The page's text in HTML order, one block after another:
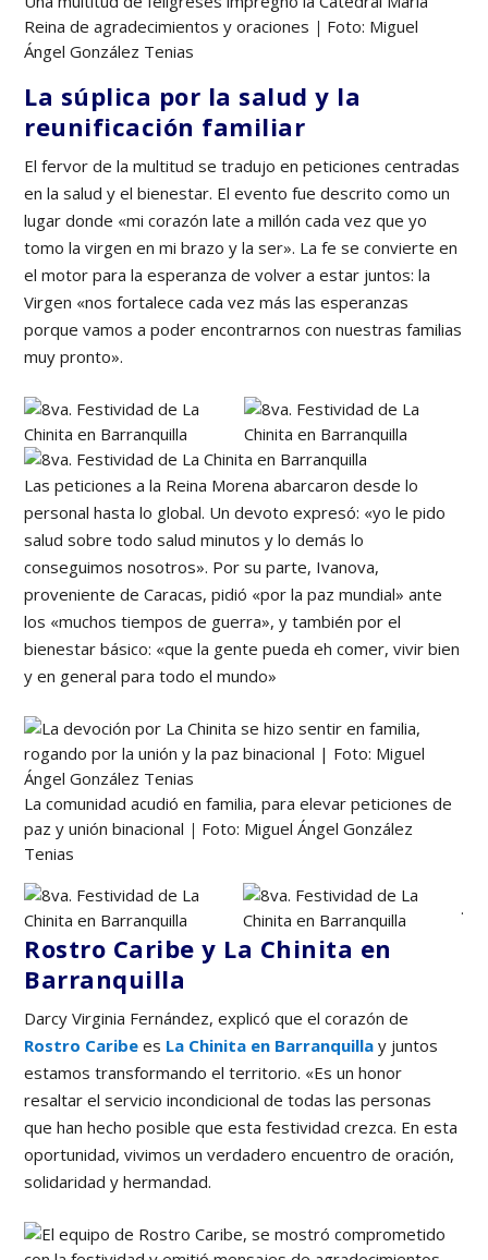
Reina de agradecimientos y oraciones | Foto: Miguel
Ángel González Tenias
La súplica por la salud y la
reunificación familiar
El fervor de la multitud se tradujo en peticiones centradas
en la salud y el bienestar. El evento fue descrito como un
lugar donde «mi corazón late a millón cada vez que yo
tomo la virgen en mi brazo y la ser». La fe se convierte en
el motor para la esperanza de volver a estar juntos: la
Virgen «nos fortalece cada vez más las esperanzas
porque vamos a poder encontrarnos con nuestras familias
muy pronto».
Las peticiones a la Reina Morena abarcaron desde lo
personal hasta lo global. Un devoto expresó: «yo le pido
salud sobre todo salud minutos y lo demás lo
conseguimos nosotros». Por su parte, Ivanova,
proveniente de Caracas, pidió «por la paz mundial» ante
los «muchos tiempos de guerra», y también por el
bienestar básico: «que la gente pueda eh comer, vivir bien
y en general para todo el mundo»
La comunidad acudió en familia, para elevar peticiones de
paz y unión binacional | Foto: Miguel Ángel González
Tenias
.
Rostro Caribe y La Chinita en
Barranquilla
Darcy Virginia Fernández, explicó que el corazón de
Rostro Caribe es La Chinita en Barranquilla y juntos
estamos transformando el territorio. «Es un honor
resaltar el servicio incondicional de todas las personas
que han hecho posible que esta festividad crezca. En esta
oportunidad, vivimos un verdadero encuentro de oración,
solidaridad y hermandad.